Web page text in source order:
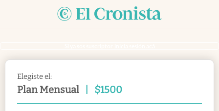
Elegiste el:
Plan Mensual $1500